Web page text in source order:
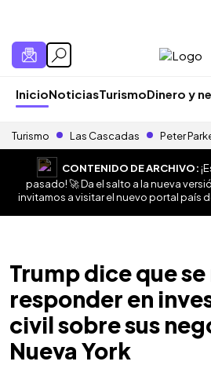
InicioNoticiasTurismoDinero y
Turismo Las Cascadas Peter
CONTENIDO DE ARCHIVO:
pasado! 🚀 Da el salto a la nueva
invitamos a visitar el nuevo portal país
Trump dice que se
responder en
civil sobre sus
Nueva York